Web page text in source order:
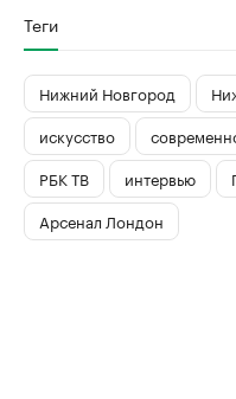
Теги
Нижний Новгород
искусство
РБК ТВ
интервью
Арсенал Лондон